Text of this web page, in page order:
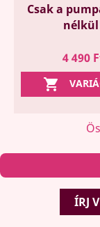
Csak a
Ár
4 490

ÍRJ